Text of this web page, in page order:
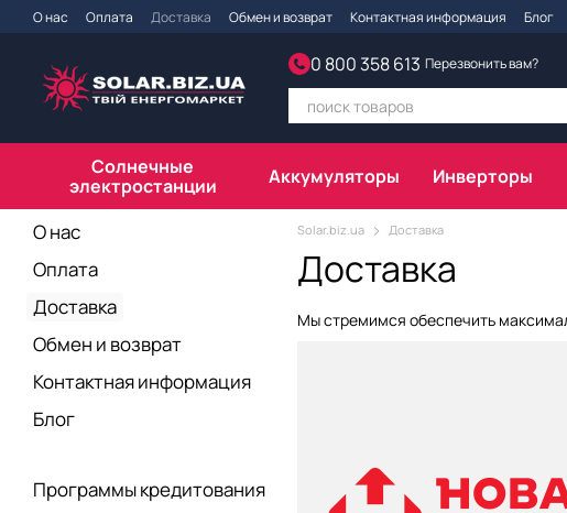
Перейти к основному контенту
О нас Оплата Доставка Обмен и возврат Контактная информация Блог
0 800 358 613 Перезвонить вам?
Солнечные
электростанции
Аккумуляторы Инверторы
Solar.biz.ua Доставка
Доставка
Мы стремимся обеспечить
О нас
Оплата
Доставка
Обмен и возврат
Контактная информация
Блог
Программы кредитования